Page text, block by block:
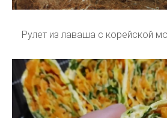
Рулет из лаваша с корейской